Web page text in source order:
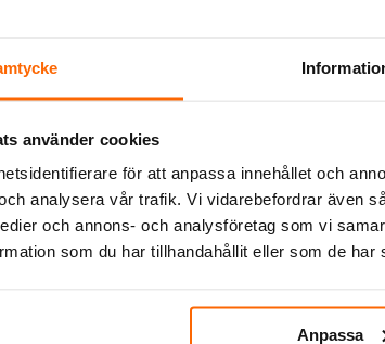
använder cookies
för att anpassa innehållet och
analysera vår trafik. Vi vidarebefordrar även
och annons- och analysföretag som vi
som du har tillhandahållit eller som de
Anpassa
installation
gallret smälter in snyggt i
där ett diskret men funktionellt
för optimal
luften riktas på ett kontrollerat sätt